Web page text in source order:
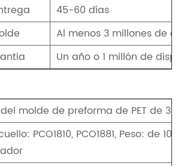
45-60 días
Al menos 3 millones de
Un año o 1 millón de
molde de preforma de PET de
PCO1810, PCO1881, Peso: de